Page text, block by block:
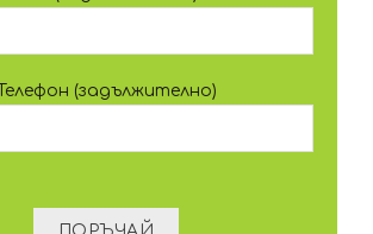
Телефон (задължително)